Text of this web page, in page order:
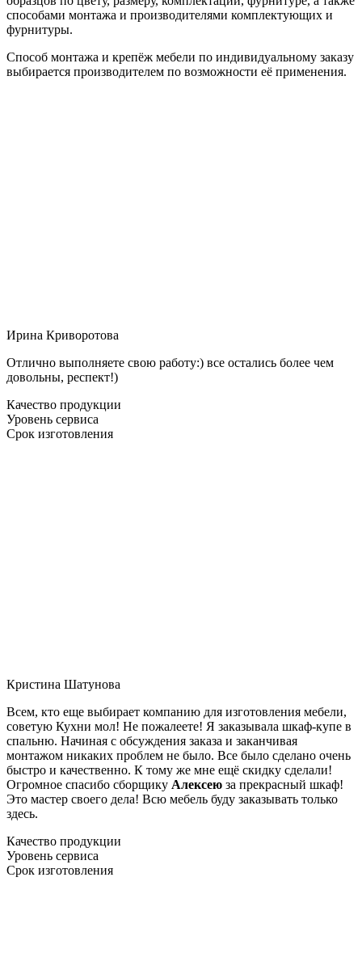
способами монтажа и производителями комплектующих и
фурнитуры.
Способ монтажа и крепёж мебели по индивидуальному заказу
выбирается производителем по возможности её применения.
Ирина Криворотова
Отлично выполняете свою работу:) все остались более чем
довольны, респект!)
Качество продукции
Уровень сервиса
Срок изготовления
Кристина Шатунова
Всем, кто еще выбирает компанию для изготовления мебели,
советую Кухни мол! Не пожалеете! Я заказывала шкаф-купе в
спальню. Начиная с обсуждения заказа и заканчивая
монтажом никаких проблем не было. Все было сделано очень
быстро и качественно. К тому же мне ещё скидку сделали!
Огромное спасибо сборщику Алексею за прекрасный шкаф!
Это мастер своего дела! Всю мебель буду заказывать только
здесь.
Качество продукции
Уровень сервиса
Срок изготовления